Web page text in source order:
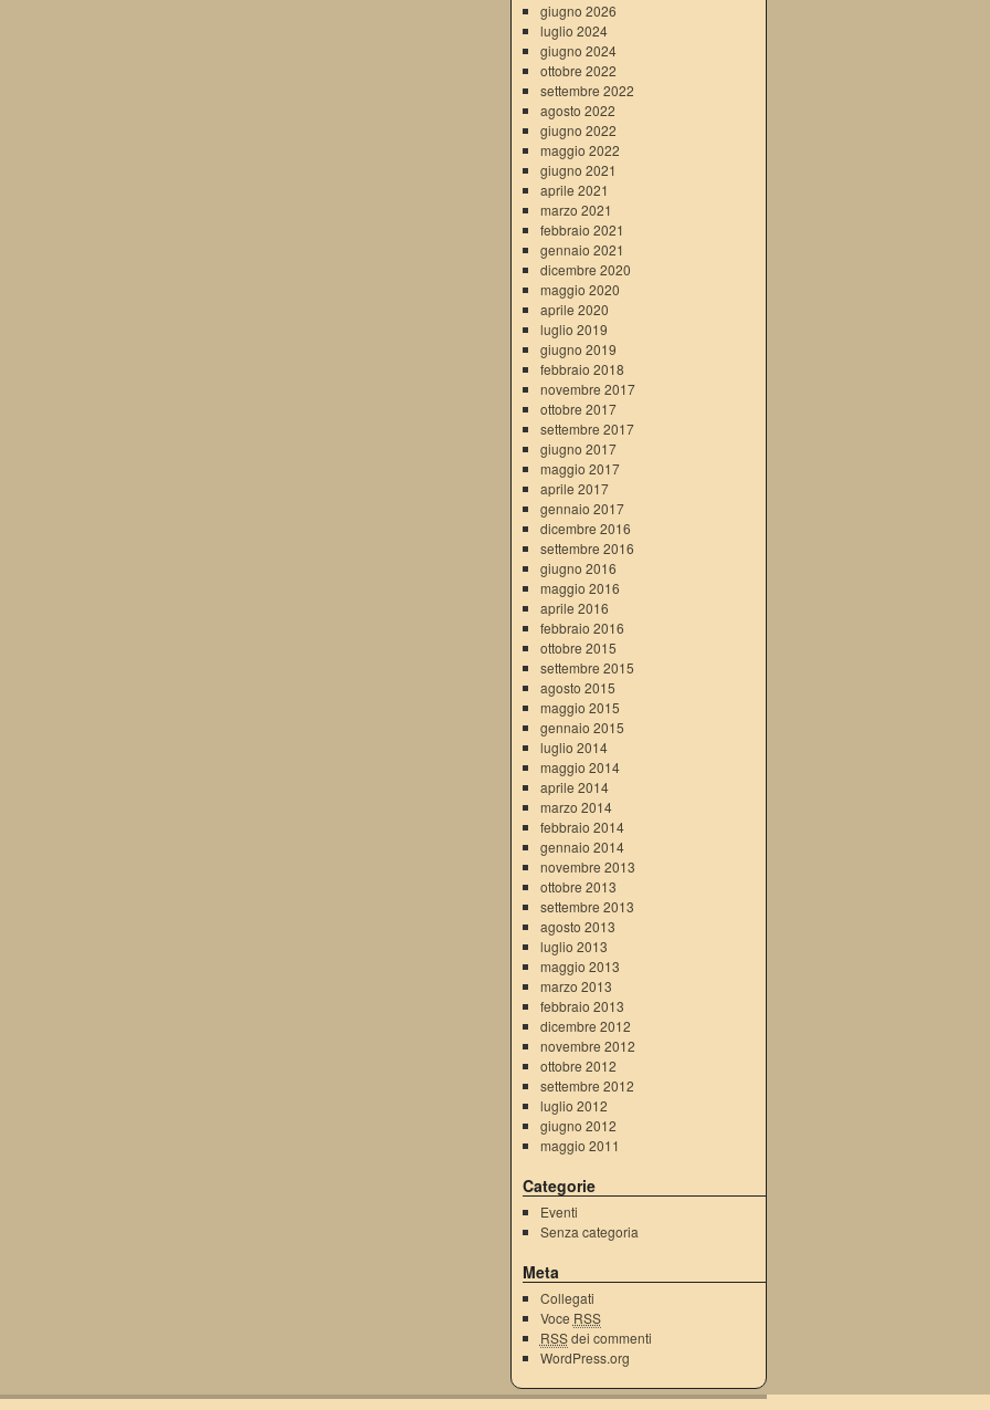
giugno 2026
luglio 2024
giugno 2024
ottobre 2022
settembre 2022
agosto 2022
giugno 2022
maggio 2022
giugno 2021
aprile 2021
marzo 2021
febbraio 2021
gennaio 2021
dicembre 2020
maggio 2020
aprile 2020
luglio 2019
giugno 2019
febbraio 2018
novembre 2017
ottobre 2017
settembre 2017
giugno 2017
maggio 2017
aprile 2017
gennaio 2017
dicembre 2016
settembre 2016
giugno 2016
maggio 2016
aprile 2016
febbraio 2016
ottobre 2015
settembre 2015
agosto 2015
maggio 2015
gennaio 2015
luglio 2014
maggio 2014
aprile 2014
marzo 2014
febbraio 2014
gennaio 2014
novembre 2013
ottobre 2013
settembre 2013
agosto 2013
luglio 2013
maggio 2013
marzo 2013
febbraio 2013
dicembre 2012
novembre 2012
ottobre 2012
settembre 2012
luglio 2012
giugno 2012
maggio 2011
Categorie
Eventi
Senza categoria
Meta
Collegati
Voce RSS
RSSdei commenti
WordPress.org